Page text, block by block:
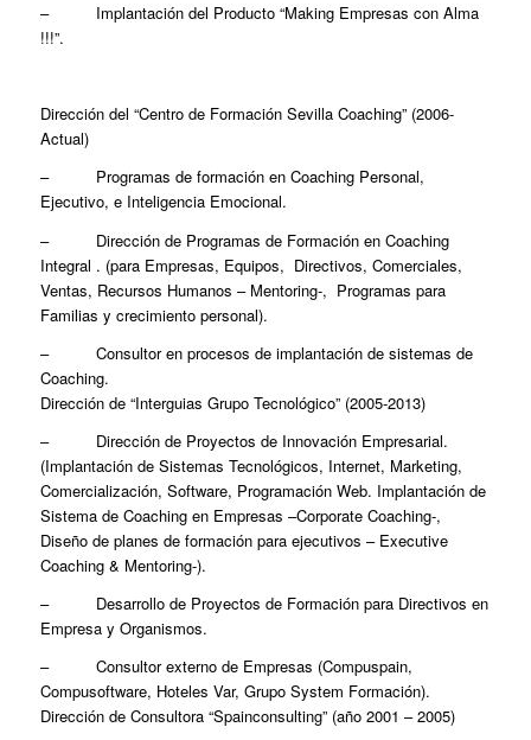
– Implantación del Producto “Making Empresas con Alma
!!!”.
Dirección del “Centro de Formación Sevilla Coaching” (2006-
Actual)
– Programas de formación en Coaching Personal,
Ejecutivo, e Inteligencia Emocional.
– Dirección de Programas de Formación en Coaching
Integral . (para Empresas, Equipos, Directivos, Comerciales,
Ventas, Recursos Humanos – Mentoring-, Programas para
Familias y crecimiento personal).
– Consultor en procesos de implantación de sistemas de
Coaching.
Dirección de “Interguias Grupo Tecnológico” (2005-2013)
– Dirección de Proyectos de Innovación Empresarial.
(Implantación de Sistemas Tecnológicos, Internet, Marketing,
Comercialización, Software, Programación Web. Implantación de
Sistema de Coaching en Empresas –Corporate Coaching-,
Diseño de planes de formación para ejecutivos – Executive
Coaching & Mentoring-).
– Desarrollo de Proyectos de Formación para Directivos en
Empresa y Organismos.
– Consultor externo de Empresas (Compuspain,
Compusoftware, Hoteles Var, Grupo System Formación).
Dirección de Consultora “Spainconsulting” (año 2001 – 2005)